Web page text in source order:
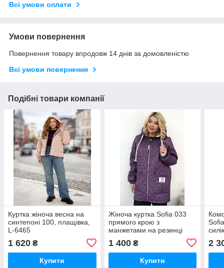
Всі умови оплати
Умови повернення
Повернення товару впродовж 14 днів за домовленістю
Всі умови повернення
Подібні товари компанії
Куртка жіноча весна на
синтепоні 100, плащівка,
L-6465
1 620 ₴
Купити
Жіноча куртка Sofia 033
прямого крою з
манжетами на резинці
1 400₴
Купити
2